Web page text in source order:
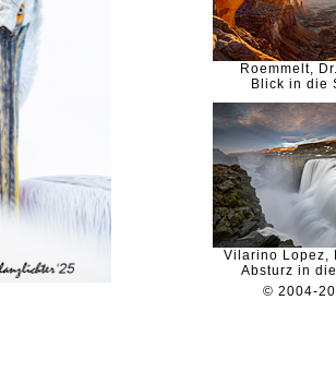
Roemmelt,
Blick in die
Vilarino Lopez,
Absturz in
© 2004-